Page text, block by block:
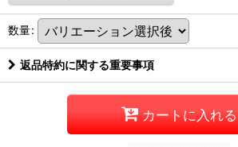
数量:
返品特約に関する重要事項
カートに入れる